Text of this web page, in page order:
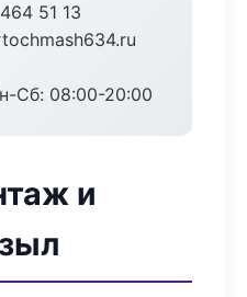
51 13
Сб: 08:00-20:00
и